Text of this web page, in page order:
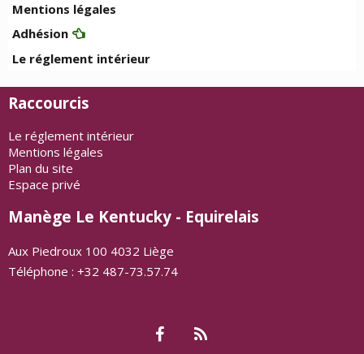
Mentions légales
Adhésion
Le réglement intérieur
Raccourcis
Le réglement intérieur
Mentions légales
Plan du site
Espace privé
Manège Le Kentucky - Equirelais
Aux Piedroux 100 4032 Liège
Téléphone : +32 487-73.57.74